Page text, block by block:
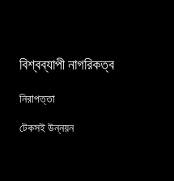
বিশ্বব্যাপী নাগরিকত্ব
নিরাপত্তা
টেকসই উন্নয়ন